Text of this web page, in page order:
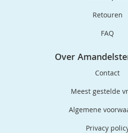
Retouren
FAQ
Over
Contact
Meest gestelde
Algemene
Privacy